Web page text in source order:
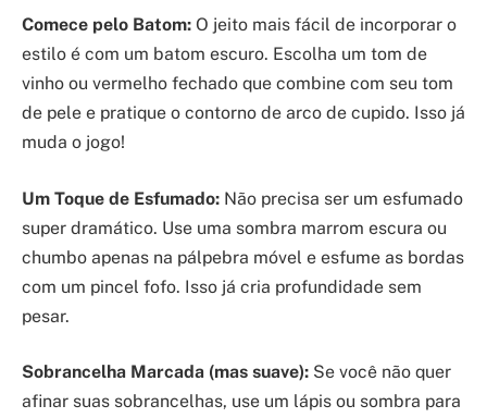
Comece pelo Batom: O jeito mais fácil de incorporar o
estilo é com um batom escuro. Escolha um tom de
vinho ou vermelho fechado que combine com seu tom
de pele e pratique o contorno de arco de cupido. Isso já
muda o jogo!
Um Toque de Esfumado: Não precisa ser um esfumado
super dramático. Use uma sombra marrom escura ou
chumbo apenas na pálpebra móvel e esfume as bordas
com um pincel fofo. Isso já cria profundidade sem
pesar.
Sobrancelha Marcada (mas suave): Se você não quer
afinar suas sobrancelhas, use um lápis ou sombra para